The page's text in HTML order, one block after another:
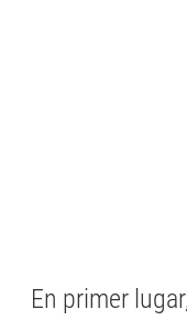
En primer